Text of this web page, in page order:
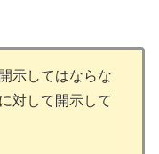
示してはならな
対して開示して